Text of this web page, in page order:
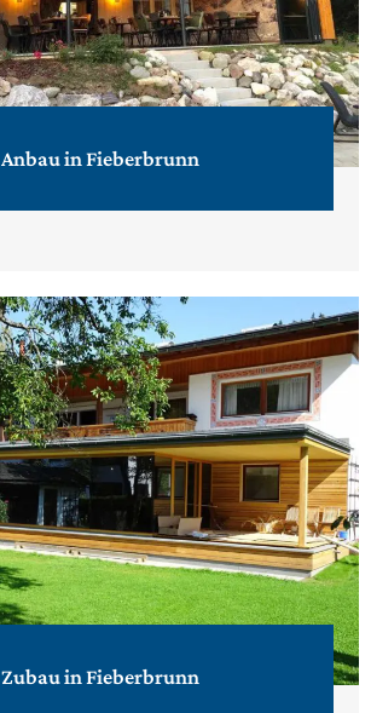
Anbau in Fieberbrunn
Zubau in Fieberbrunn